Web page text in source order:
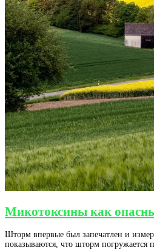
Микотоксины как
Шторм впервые был запечатлен и
показываются, что шторм погружается